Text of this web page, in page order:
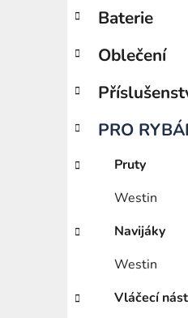
Baterie
Oblečení
PRO
Pruty
Westin
Navijáky
Westin
Vláčecí